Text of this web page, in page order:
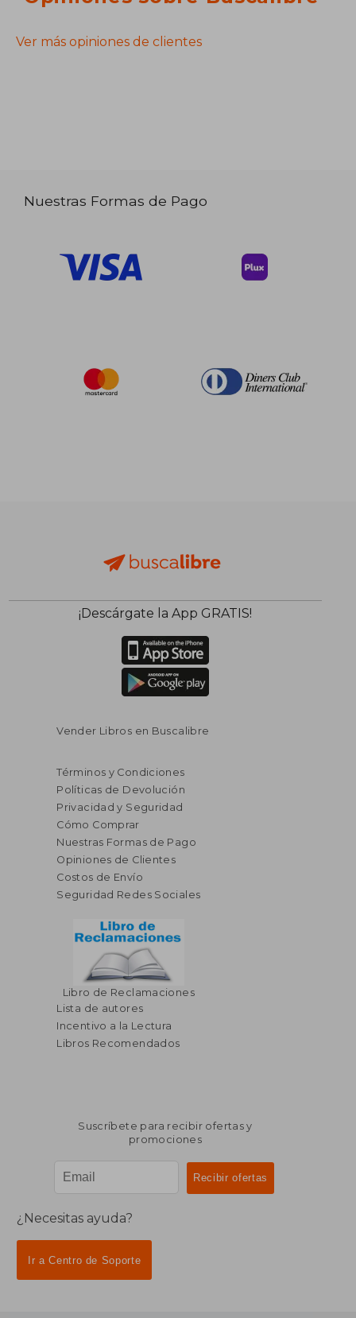
Ver más opiniones de clientes
Nuestras Formas de Pago
¡Descárgate la App GRATIS!
Vender Libros en Buscalibre
Términos y Condiciones
Políticas de Devolución
Privacidad y Seguridad
Cómo Comprar
Nuestras Formas de Pago
Opiniones de Clientes
Costos de Envío
Seguridad Redes Sociales
Libro de Reclamaciones
Lista de autores
Incentivo a la Lectura
Libros Recomendados
Suscríbete para recibir ofertas y
promociones
¿Necesitas ayuda?
Ir a Centro de Soporte